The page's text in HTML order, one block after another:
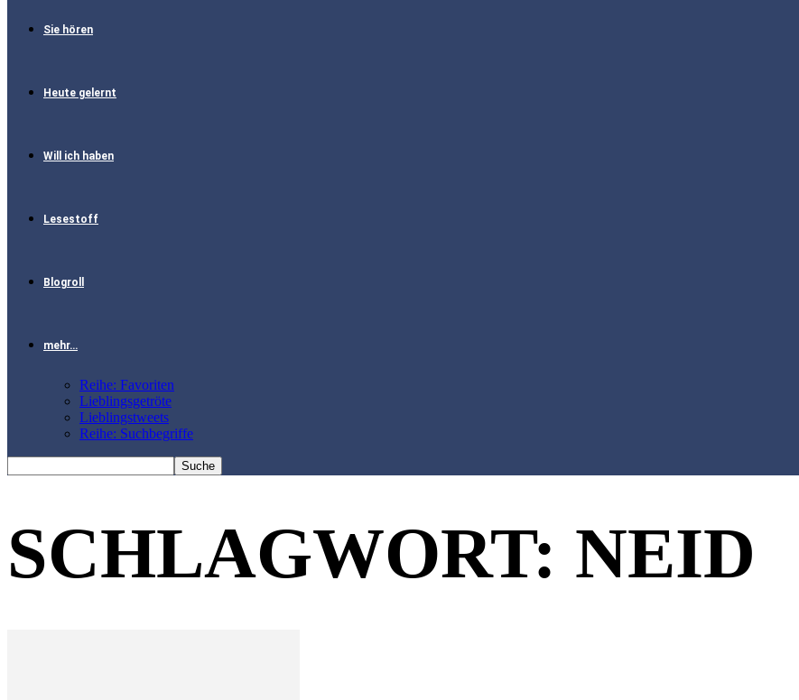
Sie hören
Heute gelernt
Will ich haben
Lesestoff
Blogroll
mehr…
Reihe: Favoriten
Lieblingsgetröte
Lieblingstweets
Reihe: Suchbegriffe
SCHLAGWORT: NEID